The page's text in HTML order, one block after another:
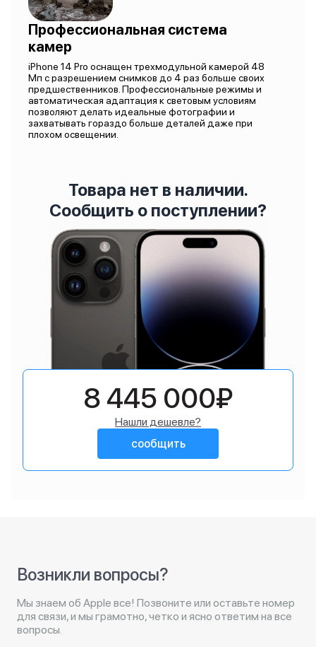
Профессиональная система
камер
iPhone 14 Pro оснащен трехмодульной камерой 48
Мп с разрешением снимков до 4 раз больше своих
предшественников. Профессиональные режимы и
автоматическая адаптация к световым условиям
позволяют делать идеальные фотографии и
захватывать гораздо больше деталей даже при
плохом освещении.
Товара нет в наличии.
Сообщить о поступлении?
8 445 000₽
Нашли дешевле?
сообщить
Возникли вопросы?
Мы знаем об Apple все! Позвоните или оставьте номер
для связи, и мы грамотно, четко и ясно ответим на все
вопросы.